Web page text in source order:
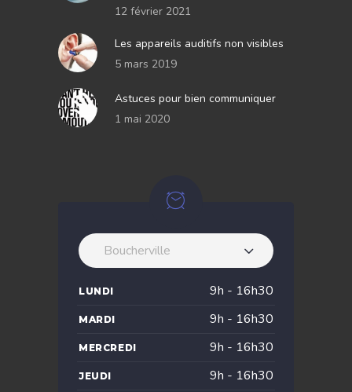
12 février 2021
Les appareils auditifs non visibles
5 mars 2019
Astuces pour bien communiquer
1 mai 2020
Boucherville
LUNDI 9h - 16h30
MARDI 9h - 16h30
MERCREDI 9h - 16h30
JEUDI 9h - 16h30